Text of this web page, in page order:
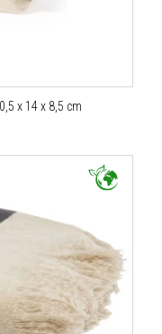
x 14 x 8,5 cm